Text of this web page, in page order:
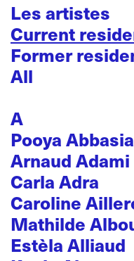
Les artistes
Current
Former
All
A
Pooya
Arnaud Adami
Carla Adra
Caroline
Mathilde
Estèla Alliaud